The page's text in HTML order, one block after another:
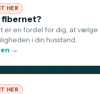
HER
fibernet?
er en fordel for dig, at vælge
i din husstand.
→
HER